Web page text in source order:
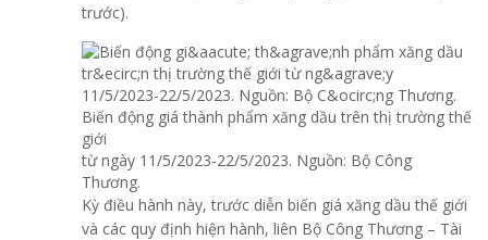
trước).
Biến động giá thành phẩm xăng dầu trên thị trường thế
giới
từ ngày 11/5/2023-22/5/2023. Nguồn: Bộ Công
Thương.
Kỳ điều hành này, trước diễn biến giá xăng dầu thế giới
và các quy định hiện hành, liên Bộ Công Thương – Tài